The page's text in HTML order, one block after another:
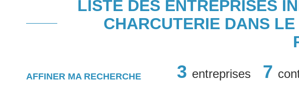
LISTE DES ENTREPRISES
CHARCUTERIE DANS
AFFINER MA RECHERCHE 3 entreprises 7